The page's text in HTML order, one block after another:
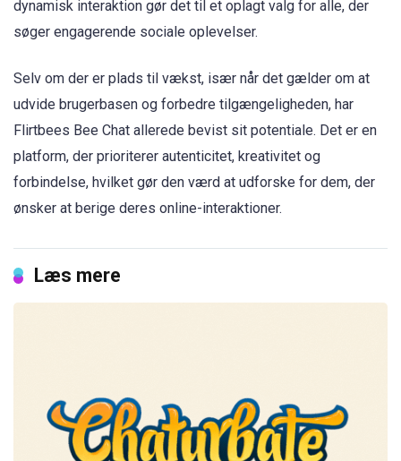
dynamisk interaktion gør det til et oplagt valg for alle, der
søger engagerende sociale oplevelser.
Selv om der er plads til vækst, især når det gælder om at
udvide brugerbasen og forbedre tilgængeligheden, har
Flirtbees Bee Chat allerede bevist sit potentiale. Det er en
platform, der prioriterer autenticitet, kreativitet og
forbindelse, hvilket gør den værd at udforske for dem, der
ønsker at berige deres online-interaktioner.
Læs mere